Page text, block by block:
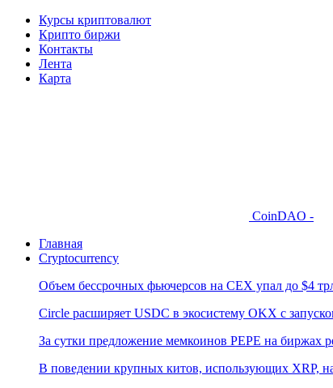
Курсы криптовалют
Крипто биржи
Контакты
Лента
Карта
CoinDAO -
Главная
Cryptocurrency
Объем бессрочных фьючерсов на CEX упал до $4
Circle расширяет USDC в экосистему OKX с
За сутки предложение мемкоинов PEPE на биржах
В поведении крупных китов, использующих XRP,